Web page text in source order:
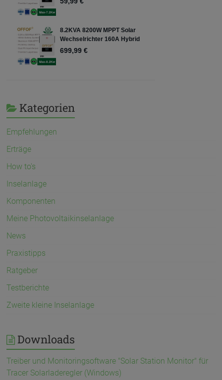
Kategorien
Empfehlungen
Erträge
How to's
Inselanlage
Komponenten
Meine Photovoltaikinselanlage
News
Praxistipps
Ratgeber
Testberichte
Zweite kleine Inselanlage
Downloads
Treiber und Monitoringsoftware "Solar Station Monitor" für
Tracer Solarladeregler (Windows)